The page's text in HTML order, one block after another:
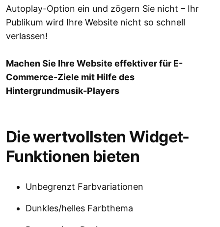
Autoplay-Option ein und zögern Sie nicht – Ihr
Publikum wird Ihre Website nicht so schnell
verlassen!
Machen Sie Ihre Website effektiver für E-
Commerce-Ziele mit Hilfe des
Hintergrundmusik-Players
Die wertvollsten Widget-
Funktionen bieten
Unbegrenzt Farbvariationen
Dunkles/helles Farbthema